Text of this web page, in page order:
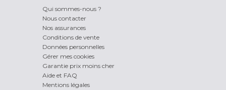
Qui sommes-nous ?
Nous contacter
Nos assurances
Conditions de vente
Données personnelles
Gérer mes cookies
Garantie prix moins cher
Aide et FAQ
Mentions légales